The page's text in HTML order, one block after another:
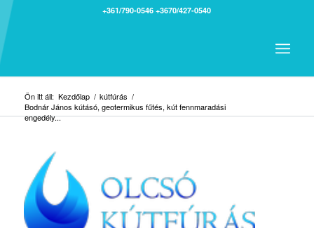
+361/790-0546 +3670/427-0540
Ön itt áll: Kezdőlap / kútfúrás /
Bodnár János kútásó, geotermikus fűtés, kút fennmaradási
engedély...